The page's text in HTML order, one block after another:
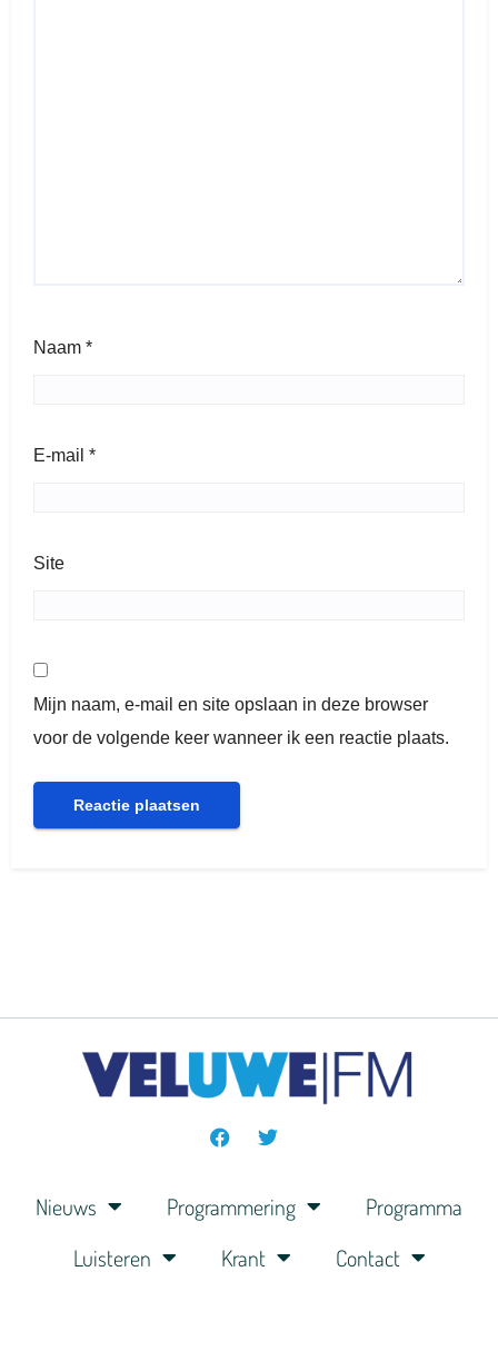
Naam *
E-mail *
Site
Mijn naam, e-mail en site opslaan in deze browser
voor de volgende keer wanneer ik een reactie plaats.
Nieuws Programmering
Programma
Luisteren
Krant Contact